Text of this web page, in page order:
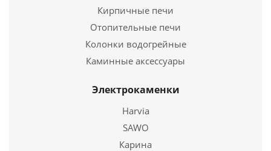
Купить в 1 клик
Кирпичные печи
Отопительные печи
Колонки водогрейные
Каминные аксессуары
Электрокаменки
Harvia
SAWO
Карина